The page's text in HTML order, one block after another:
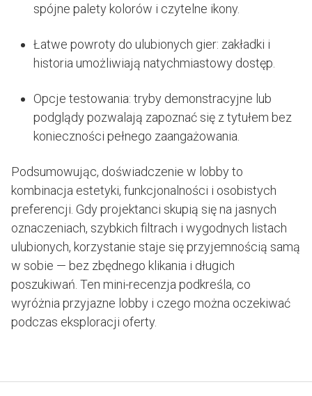
spójne palety kolorów i czytelne ikony.
Łatwe powroty do ulubionych gier: zakładki i
historia umożliwiają natychmiastowy dostęp.
Opcje testowania: tryby demonstracyjne lub
podglądy pozwalają zapoznać się z tytułem bez
konieczności pełnego zaangażowania.
Podsumowując, doświadczenie w lobby to
kombinacja estetyki, funkcjonalności i osobistych
preferencji. Gdy projektanci skupią się na jasnych
oznaczeniach, szybkich filtrach i wygodnych listach
ulubionych, korzystanie staje się przyjemnością samą
w sobie — bez zbędnego klikania i długich
poszukiwań. Ten mini-recenzja podkreśla, co
wyróżnia przyjazne lobby i czego można oczekiwać
podczas eksploracji oferty.